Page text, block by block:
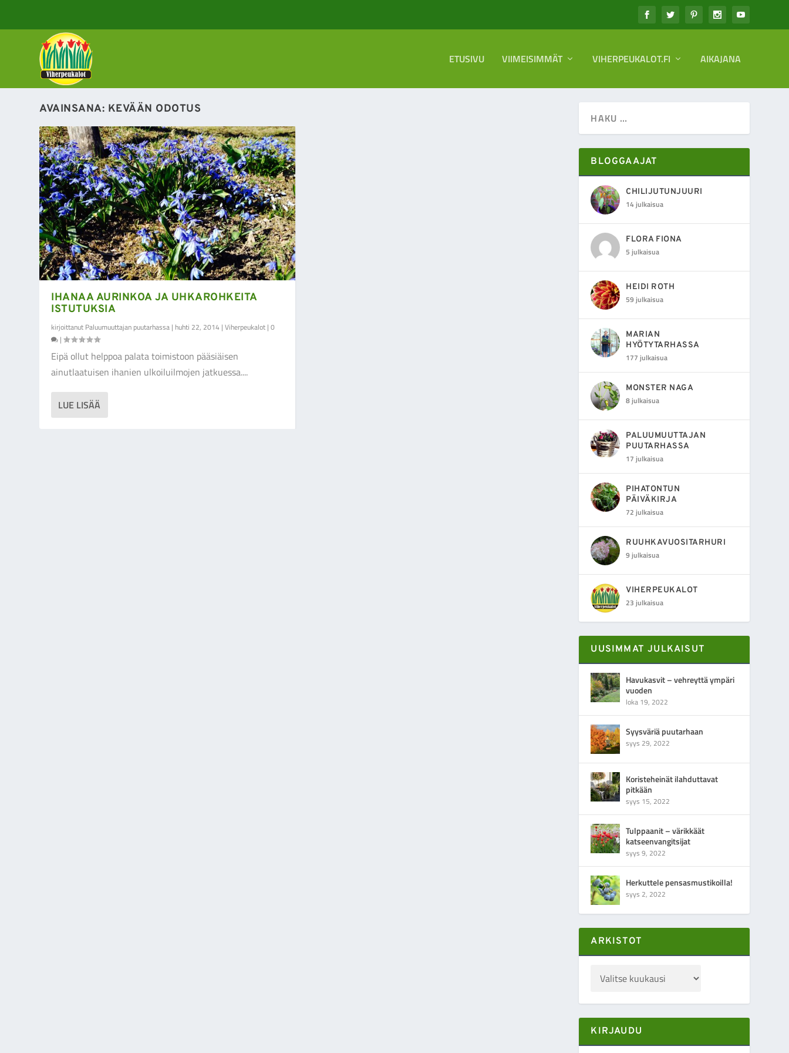
ETUSIVU VIIMEISIMMÄT VIHERPEUKALOT.FI AIKAJANA
AVAINSANA: KEVÄÄN ODOTUS
IHANAA AURINKOA JA UHKAROHKEITA
ISTUTUKSIA
kirjoittanut Paluumuuttajan puutarhassa | huhti 22, 2014 |Viherpeukalot |0
|
Eipä ollut helppoa palata toimistoon pääsiäisen
ainutlaatuisen ihanien ulkoiluilmojen jatkuessa....
LUE LISÄÄ
BLOGGAAJAT
CHILIJUTUNJUURI
14 julkaisua
FLORA FIONA
5 julkaisua
HEIDI ROTH
59 julkaisua
MARIAN
HYÖTYTARHASSA
177 julkaisua
MONSTER NAGA
8 julkaisua
PALUUMUUTTAJAN
PUUTARHASSA
17 julkaisua
PIHATONTUN
PÄIVÄKIRJA
72 julkaisua
RUUHKAVUOSITARHURI
9 julkaisua
VIHERPEUKALOT
23 julkaisua
UUSIMMAT JULKAISUT
Havukasvit – vehreyttä ympäri
vuoden
loka 19, 2022
Syysväriä puutarhaan
syys 29, 2022
Koristeheinät ilahduttavat
pitkään
syys 15, 2022
Tulppaanit – värikkäät
katseenvangitsijat
syys 9, 2022
Herkuttele pensasmustikoilla!
syys 2, 2022
ARKISTOT
KIRJAUDU